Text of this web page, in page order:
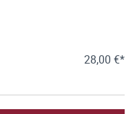
28,00 €*